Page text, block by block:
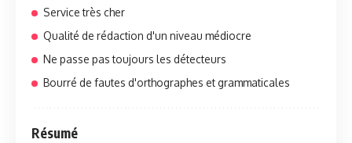
Service très cher
Qualité de rédaction d'un niveau médiocre
Ne passe pas toujours les détecteurs
Bourré de fautes d'orthographes et grammaticales
Résumé